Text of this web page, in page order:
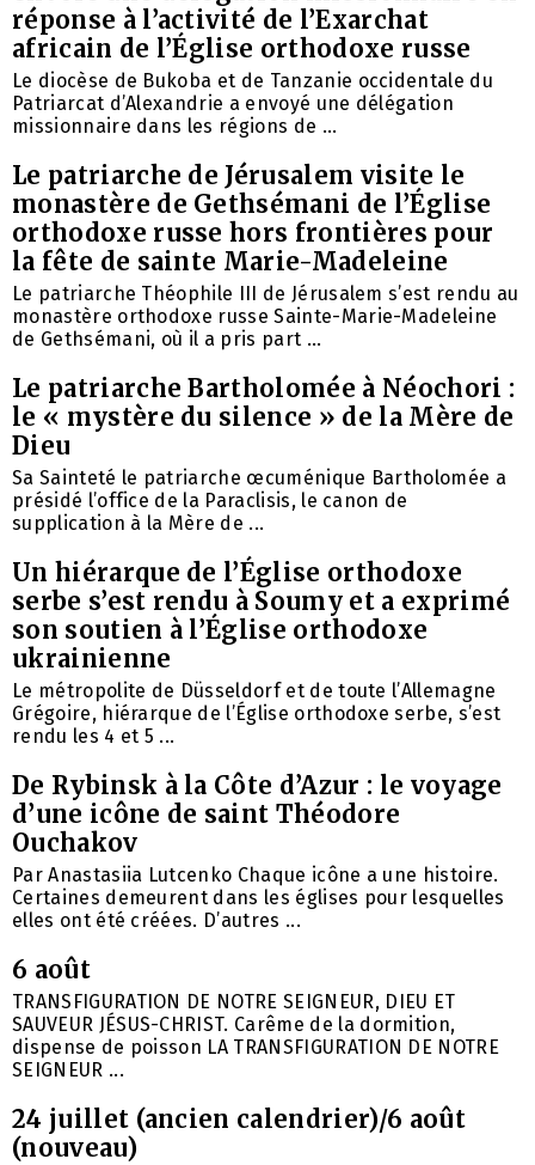
réponse à l’activité de l’Exarchat
africain de l’Église orthodoxe russe
Le diocèse de Bukoba et de Tanzanie occidentale du
Patriarcat d’Alexandrie a envoyé une délégation
missionnaire dans les régions de ...
Le patriarche de Jérusalem visite le
monastère de Gethsémani de l’Église
orthodoxe russe hors frontières pour
la fête de sainte Marie-Madeleine
Le patriarche Théophile III de Jérusalem s’est rendu au
monastère orthodoxe russe Sainte-Marie-Madeleine
de Gethsémani, où il a pris part ...
Le patriarche Bartholomée à Néochori :
le « mystère du silence » de la Mère de
Dieu
Sa Sainteté le patriarche œcuménique Bartholomée a
présidé l’office de la Paraclisis, le canon de
supplication à la Mère de ...
Un hiérarque de l’Église orthodoxe
serbe s’est rendu à Soumy et a exprimé
son soutien à l’Église orthodoxe
ukrainienne
Le métropolite de Düsseldorf et de toute l’Allemagne
Grégoire, hiérarque de l’Église orthodoxe serbe, s’est
rendu les 4 et 5 ...
De Rybinsk à la Côte d’Azur : le voyage
d’une icône de saint Théodore
Ouchakov
Par Anastasiia Lutcenko Chaque icône a une histoire.
Certaines demeurent dans les églises pour lesquelles
elles ont été créées. D’autres ...
6 août
TRANSFIGURATION DE NOTRE SEIGNEUR, DIEU ET
SAUVEUR JÉSUS-CHRIST. Carême de la dormition,
dispense de poisson LA TRANSFIGURATION DE NOTRE
SEIGNEUR ...
24 juillet (ancien calendrier)/6 août
(nouveau)